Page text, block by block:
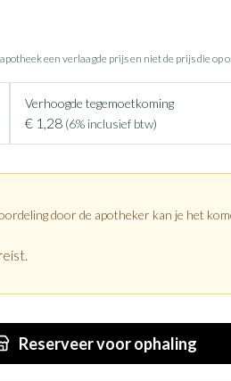
een verlaagde prijs en niet de prijs die op
Verhoogde tegemoetkoming
€ 1,28 (6% inclusief btw)
door de apotheker kan je het
Reserveervoor ophaling